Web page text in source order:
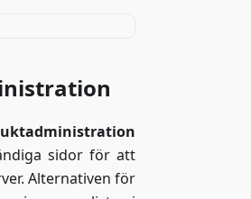
sidor för att
Alternativen för